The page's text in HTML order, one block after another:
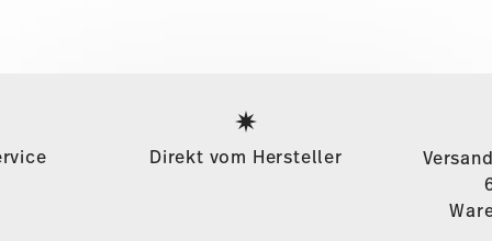
Direkt vom Hersteller